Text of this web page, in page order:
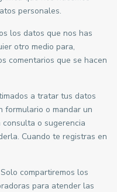
personales.
los datos que nos has
otro medio para,
comentarios que se hacen
a tratar tus datos
formulario o mandar un
o sugerencia
Cuando te registras en
Solo compartiremos los
para atender las